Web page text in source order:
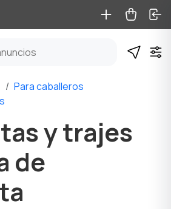
Para caballeros
y trajes
de